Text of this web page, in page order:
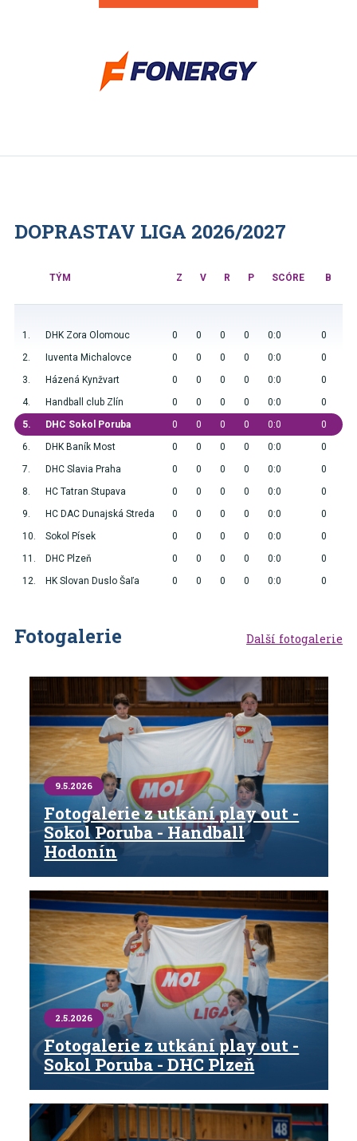
DOPRASTAV LIGA 2026/2027
TÝM Z V R P SCÓRE B
1. DHK Zora Olomouc 0 0 0 0 0:0
0
2.
Iuventa Michalovce 0 0 0 0 0:0
0
3.
Házená Kynžvart 0 0 0 0 0:0
0
4.
Handball club Zlín 0 0 0 0 0:0
0
5.
DHC Sokol Poruba 0 0 0 0 0:0
0
6.
DHK Baník Most 0 0 0 0 0:0
0
7.
DHC Slavia Praha 0 0 0 0 0:0
0
8.
HC Tatran Stupava 0 0 0 0 0:0
0
9.
HC DAC Dunajská Streda 0 0 0 0 0:0
0
10.
Sokol Písek 0 0 0 0 0:0
0
11.
DHC Plzeň 0 0 0 0 0:0
0
12.
HK Slovan Duslo Šaľa 0 0 0 0 0:0 0
Další fotogalerie
Fotogalerie
9.5.2026
Fotogalerie z utkání play out -
Sokol Poruba - Handball
Hodonín
2.5.2026
Fotogalerie z utkání play out -
Sokol Poruba - DHC Plzeň